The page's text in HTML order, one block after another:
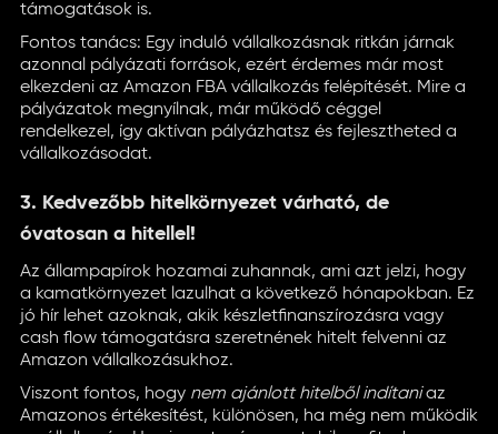
támogatások is.
Fontos tanács: Egy induló vállalkozásnak ritkán járnak
azonnal pályázati források, ezért érdemes már most
elkezdeni az Amazon FBA vállalkozás felépítését. Mire a
pályázatok megnyílnak, már működő céggel
rendelkezel, így aktívan pályázhatsz és fejlesztheted a
vállalkozásodat.
3. Kedvezőbb hitelkörnyezet várható, de
óvatosan a hitellel!
Az állampapírok hozamai zuhannak, ami azt jelzi, hogy
a kamatkörnyezet lazulhat a következő hónapokban. Ez
jó hír lehet azoknak, akik készletfinanszírozásra vagy
cash flow támogatásra szeretnének hitelt felvenni az
Amazon vállalkozásukhoz.
Viszont fontos, hogy nem ajánlott hitelből indítaniaz
Amazonos értékesítést, különösen, ha még nem működik